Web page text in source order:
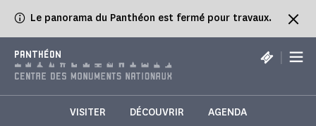
Le panorama du Panthéon est fermé pour travaux.
PANTHÉON |
VISITER DÉCOUVRIR AGENDA